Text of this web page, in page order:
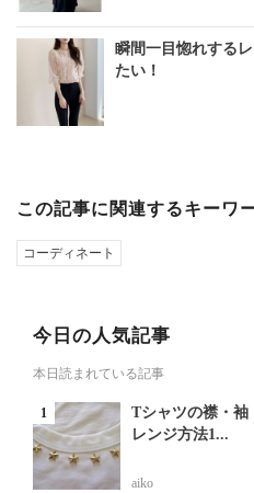
瞬間一目惚れする
たい！
この記事に関連するキーワ
コーディネート
今日の人気記事
本日読まれている記事
Tシャツの襟・袖
レンジ方法1...
aiko